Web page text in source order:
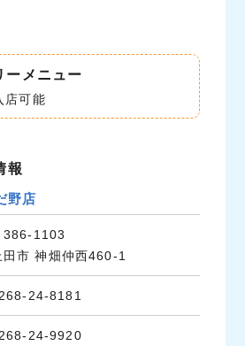
ーメニュー
店可能
報
野店
386-1103
田市 神畑仲西460-1
24-8181
24-9920